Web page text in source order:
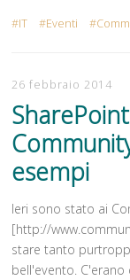
IT Eventi
26 febbraio 2014
esempi
Ieri sono stato ai
[http://
stare tanto
bell'evento.